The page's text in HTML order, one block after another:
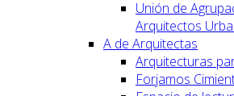
Unión de
Arquitectos
A de Arquitectas
Arquitecturas
Forjamos